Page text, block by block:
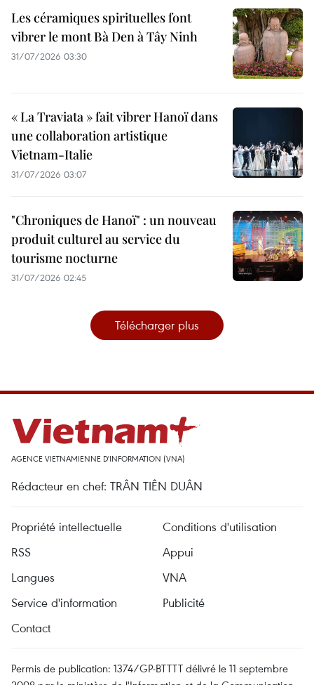
Les céramiques spirituelles font
vibrer le mont Bà Den à Tây Ninh
31/07/2026 03:30
« La Traviata » fait vibrer Hanoï dans
une collaboration artistique
Vietnam-Italie
31/07/2026 03:07
"Chroniques de Hanoï" : un nouveau
produit culturel au service du
tourisme nocturne
31/07/2026 02:45
Télécharger plus
AGENCE VIETNAMIENNE D'INFORMATION (VNA)
Rédacteur en chef: TRÂN TIÊN DUÂN
Propriété intellectuelle
Conditions d'utilisation
RSS
Appui
Langues
VNA
Service d'information
Publicité
Contact
Permis de publication: 1374/GP-BTTTT délivré le 11 septembre